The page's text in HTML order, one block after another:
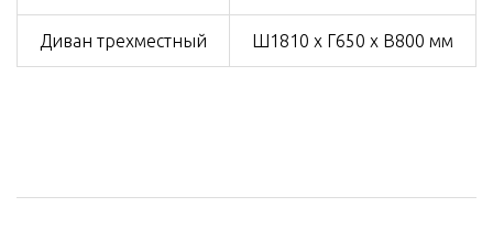
Диван трехместный Ш1810 х Г650 х В800 мм